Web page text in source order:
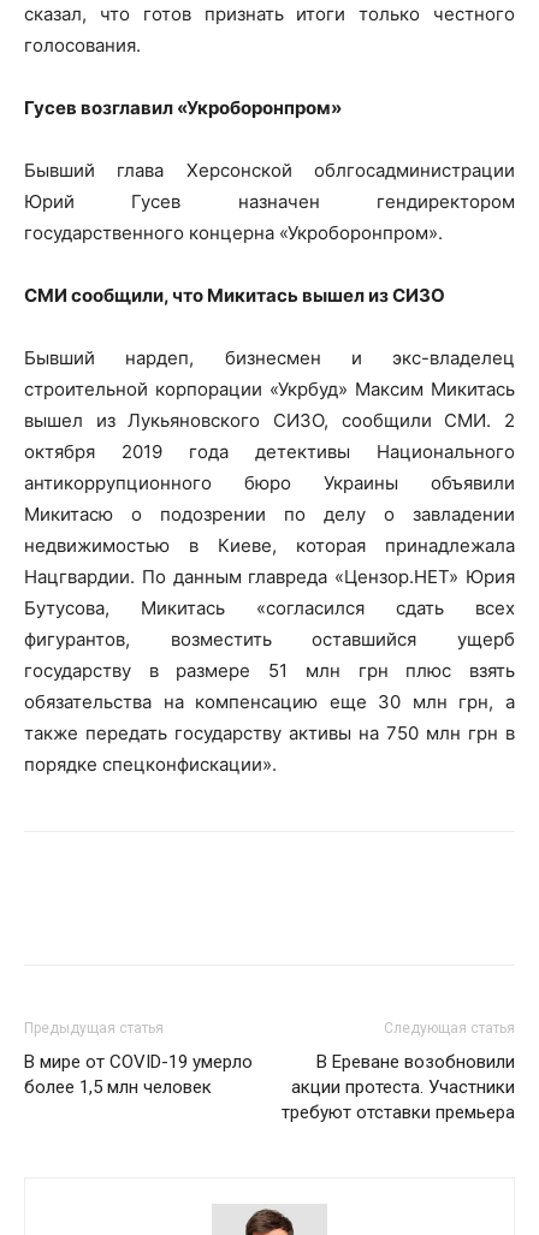
сказал, что готов признать итоги только честного
голосования.
Гусев возглавил «Укроборонпром»
Бывший глава Херсонской облгосадминистрации
Юрий Гусев назначен гендиректором
государственного концерна «Укроборонпром».
СМИ сообщили, что Микитась вышел из СИЗО
Бывший нардеп, бизнесмен и экс-владелец
строительной корпорации «Укрбуд» Максим Микитась
вышел из Лукьяновского СИЗО, сообщили СМИ. 2
октября 2019 года детективы Национального
антикоррупционного бюро Украины объявили
Микитасю о подозрении по делу о завладении
недвижимостью в Киеве, которая принадлежала
Нацгвардии. По данным главреда «Цензор.НЕТ» Юрия
Бутусова, Микитась «согласился сдать всех
фигурантов, возместить оставшийся ущерб
государству в размере 51 млн грн плюс взять
обязательства на компенсацию еще 30 млн грн, а
также передать государству активы на 750 млн грн в
порядке спецконфискации».
Предыдущая статья
В мире от COVID-19 умерло
более 1,5 млн человек
Следующая статья
В Ереване возобновили
акции протеста. Участники
требуют отставки премьера